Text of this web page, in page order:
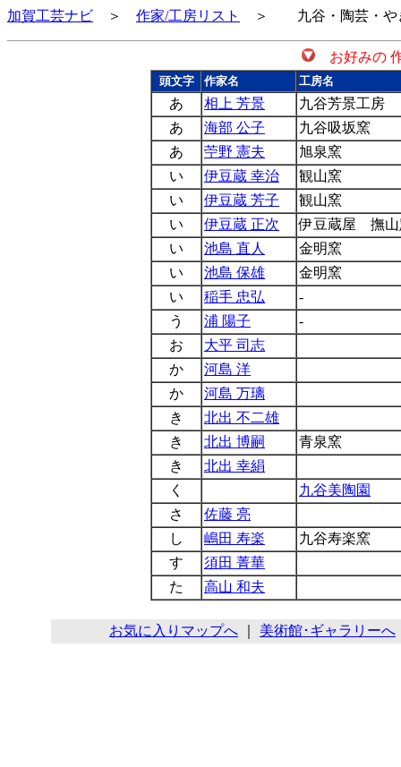
加賀工芸ナビ ＞ 作家/工房リスト ＞ 九谷・陶芸・や
お好みの
頭文字 作家名 工房名
あ 相上 芳景
九谷芳景工房
あ
海部 公子
九谷吸坂窯
あ
苧野 憲夫
旭泉窯
い
伊豆蔵 幸治
観山窯
い
伊豆蔵 芳子
観山窯
い
伊豆蔵 正次
伊豆蔵屋 撫山
い
池島 直人
金明窯
い
池島 保雄
金明窯
い
稲手 忠弘
-
う
浦 陽子
-
お
大平 司志
か
河島 洋
か
河島 万璃
き
北出 不二雄
き
北出 博嗣
青泉窯
き
北出 幸絹
く
九谷美陶園
さ
佐藤 亮
し
嶋田 寿楽
九谷寿楽窯
す
須田 菁華
た
高山 和夫
お気に入りマップへ 美術館･ギャラリーへ